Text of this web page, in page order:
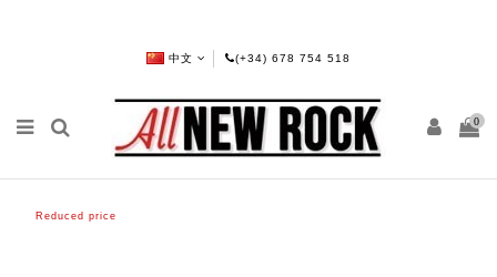
中文 (+34) 678 754 518
0
Reduced price